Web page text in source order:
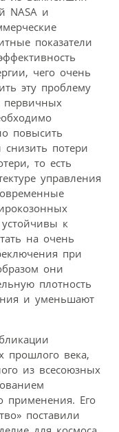
NASA и
показатели
чего очень
эту проблему
первичных
повысить
потери
то есть
управления
к
на очень
при
они
плотность
и уменьшают
прошлого века,
из всесоюзных
применения. Его
поставили